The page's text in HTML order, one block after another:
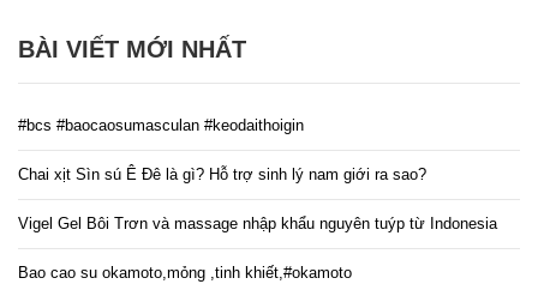
BÀI VIẾT MỚI NHẤT
#bcs #baocaosumasculan #keodaithoigin
Chai xịt Sìn sú Ê Đê là gì? Hỗ trợ sinh lý nam giới ra sao?
Vigel Gel Bôi Trơn và massage nhập khẩu nguyên tuýp từ Indonesia
Bao cao su okamoto,mỏng ,tinh khiết,#okamoto